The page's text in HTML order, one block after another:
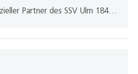
Partner des SSV Ulm 1846
der…